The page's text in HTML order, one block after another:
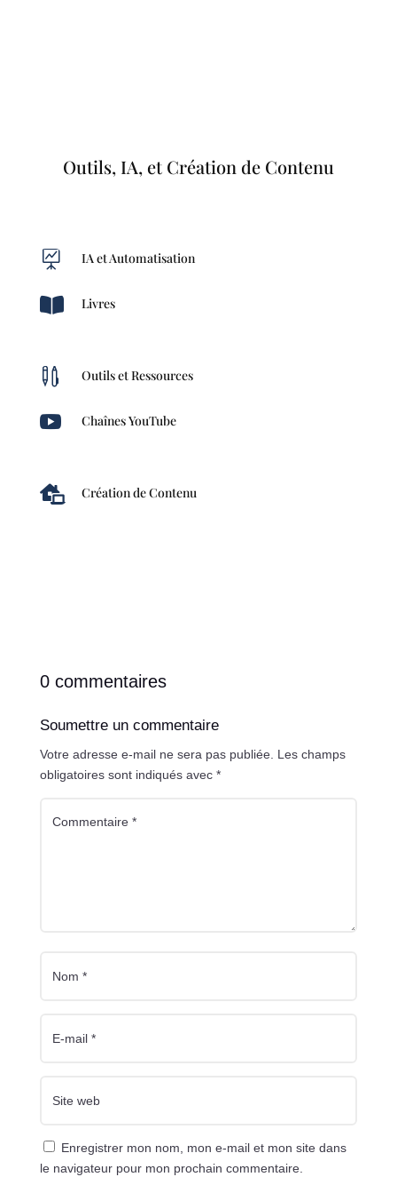
Outils, IA, et Création de Contenu
 IA et Automatisation
 Livres
 Outils et Ressources
 Chaînes YouTube
 Création de Contenu
0 commentaires
Soumettre un commentaire
Votre adresse e-mail ne sera pas publiée. Les champs
obligatoires sont indiqués avec *
Enregistrer mon nom, mon e-mail et mon site dans
le navigateur pour mon prochain commentaire.